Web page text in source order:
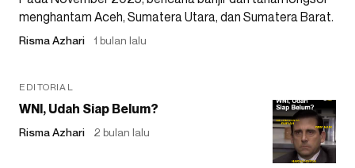
menghantam Aceh, Sumatera Utara, dan Sumatera Barat.
Risma Azhari 1 bulan lalu
EDITORIAL
WNI, Udah Siap Belum?
Risma Azhari 2 bulan lalu